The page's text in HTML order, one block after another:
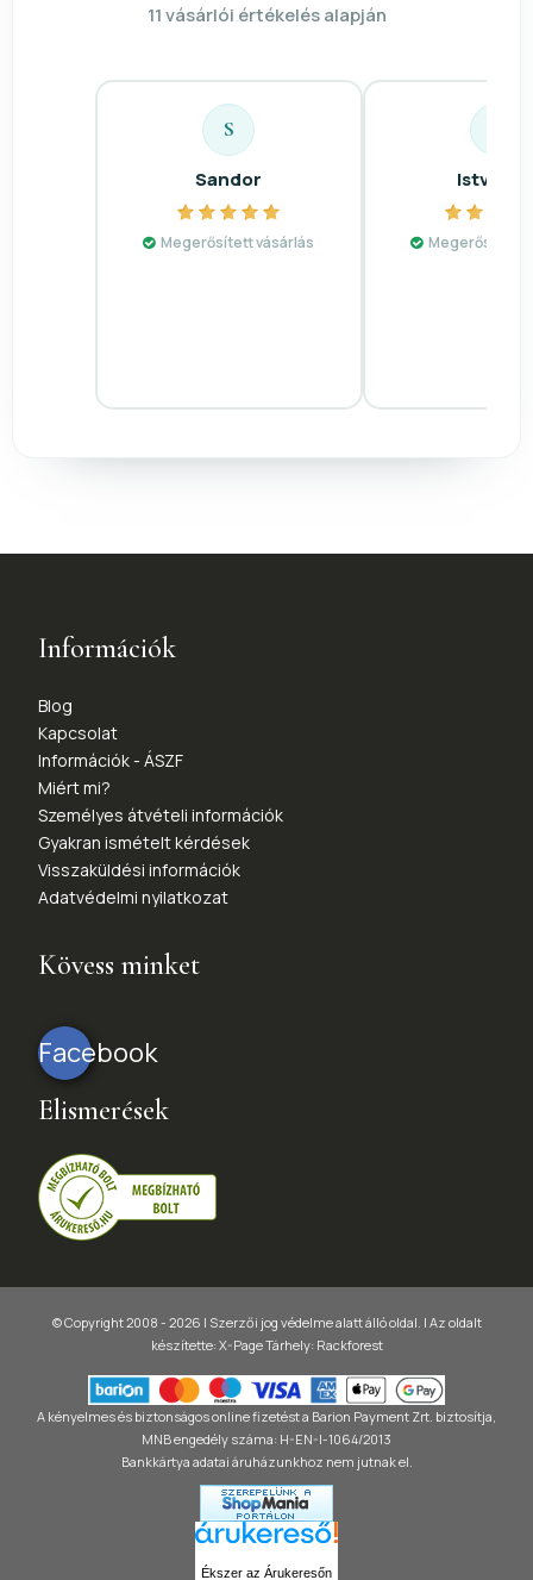
11 vásárlói értékelés alapján
S
Sandor
Megerősített vásárlás Megerősített
Információk
Blog
Kapcsolat
Információk - ÁSZF
Miért mi?
Személyes átvételi információk
Gyakran ismételt kérdések
Visszaküldési információk
Adatvédelmi nyilatkozat
Kövess minket
Facebook
Elismerések
© Copyright 2008 - 2026 | Szerzői jog védelme alatt álló oldal. | Az oldalt
készítette: X-PageTárhely: Rackforest
A kényelmes és biztonságos online fizetést a Barion Payment Zrt. biztosítja,
MNB engedély száma: H-EN-I-1064/2013
Bankkártya adatai áruházunkhoz nem jutnak el.
Ékszer az Árukeresőn